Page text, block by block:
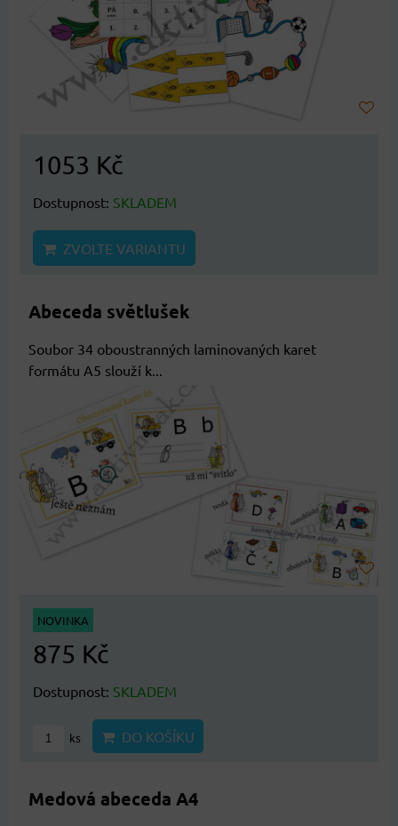
1053 Kč
Dostupnost: SKLADEM
ZVOLTE VARIANTU
Abeceda světlušek
Soubor 34 oboustranných laminovaných karet
formátu A5 slouží k...
NOVINKA
875 Kč
Dostupnost: SKLADEM
ks DO KOŠÍKU
Medová abeceda A4